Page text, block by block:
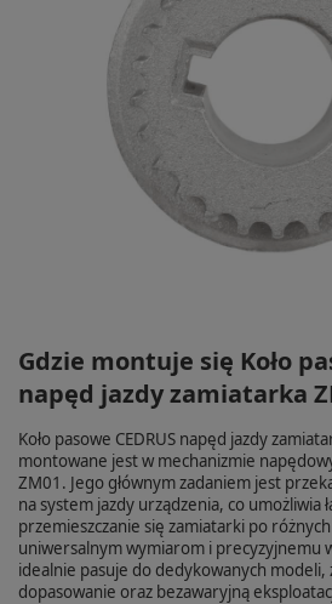
Gdzie montuje się Koło
napęd jazdy zamiatarka
Koło pasowe CEDRUS napęd jazdy
montowane jest w mechanizmie
ZM01. Jego głównym zadaniem jest
na system jazdy urządzenia, co umożliwia
przemieszczanie się zamiatarki po
uniwersalnym wymiarom i precyzyjnemu
idealnie pasuje do dedykowanych modeli,
dopasowanie oraz bezawaryjną